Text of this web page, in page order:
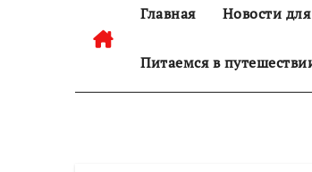
Главная Новости
Питаемся в